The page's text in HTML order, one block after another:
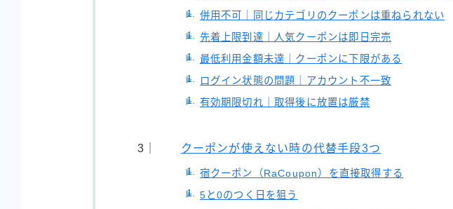
併用不可｜同じカテゴリのクーポンは重ねられない
先着上限到達｜人気クーポンは即日完売
最低利用金額未達｜クーポンに下限がある
ログイン状態の問題｜アカウント不一致
有効期限切れ｜取得後に放置は厳禁
クーポンが使えない時の代替手段3つ
宿クーポン（RaCoupon）を直接取得する
5と0のつく日を狙う